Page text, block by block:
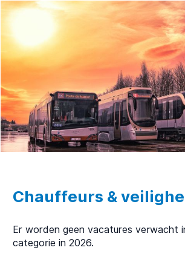
en-
Chauffeurs &
Er worden geen vacatures verwacht
categorie in 2026.